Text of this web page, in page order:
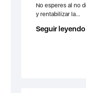
No esperes al no
y rentabilizar la...
Seguir leyendo